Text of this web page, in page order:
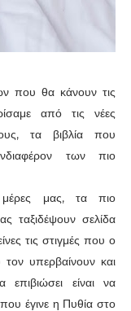
που θα κάνουν τις
από τις νέες
τα βιβλία που
των πιο
μας, τα πιο
ταξιδέψουν σελίδα
τις στιγμές που ο
υπερβαίνουν και
είναι να
έγινε η Πυθία στο